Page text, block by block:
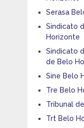
Serasa
Sindicato
Horizonte
Sindicato
de Belo
Sine Belo
Tre Belo
Tribunal
Trt Belo